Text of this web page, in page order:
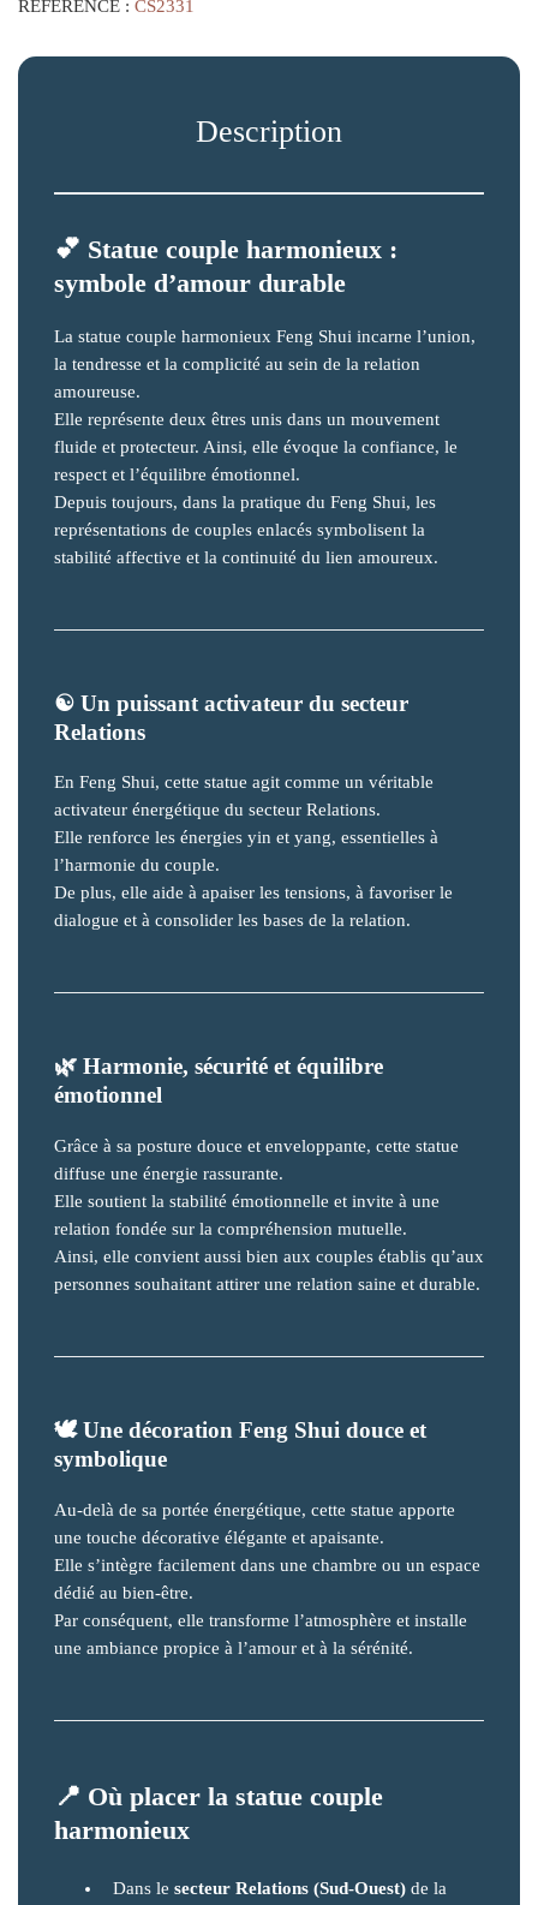
RÉFÉRENCE : CS2331
Description
💕 Statue couple harmonieux :
symbole d’amour durable
La statue couple harmonieux Feng Shui incarne l’union,
la tendresse et la complicité au sein de la relation
amoureuse.
Elle représente deux êtres unis dans un mouvement
fluide et protecteur. Ainsi, elle évoque la confiance, le
respect et l’équilibre émotionnel.
Depuis toujours, dans la pratique du Feng Shui, les
représentations de couples enlacés symbolisent la
stabilité affective et la continuité du lien amoureux.
☯️ Un puissant activateur du secteur
Relations
En Feng Shui, cette statue agit comme un véritable
activateur énergétique du secteur Relations.
Elle renforce les énergies yin et yang, essentielles à
l’harmonie du couple.
De plus, elle aide à apaiser les tensions, à favoriser le
dialogue et à consolider les bases de la relation.
🌿 Harmonie, sécurité et équilibre
émotionnel
Grâce à sa posture douce et enveloppante, cette statue
diffuse une énergie rassurante.
Elle soutient la stabilité émotionnelle et invite à une
relation fondée sur la compréhension mutuelle.
Ainsi, elle convient aussi bien aux couples établis qu’aux
personnes souhaitant attirer une relation saine et durable.
🕊️Une décoration Feng Shui douce et
symbolique
Au-delà de sa portée énergétique, cette statue apporte
une touche décorative élégante et apaisante.
Elle s’intègre facilement dans une chambre ou un espace
dédié au bien-être.
Par conséquent, elle transforme l’atmosphère et installe
une ambiance propice à l’amour et à la sérénité.
📍 Où placer la statue couple
harmonieux
Dans le secteur Relations (Sud-Ouest)de la